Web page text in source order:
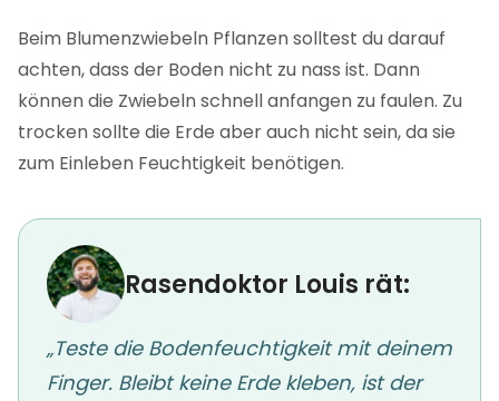
Beim Blumenzwiebeln Pflanzen solltest du darauf
achten, dass der Boden nicht zu nass ist. Dann
können die Zwiebeln schnell anfangen zu faulen. Zu
trocken sollte die Erde aber auch nicht sein, da sie
zum Einleben Feuchtigkeit benötigen.
Rasendoktor Louis rät:
„Teste die Bodenfeuchtigkeit mit deinem
Finger. Bleibt keine Erde kleben, ist der